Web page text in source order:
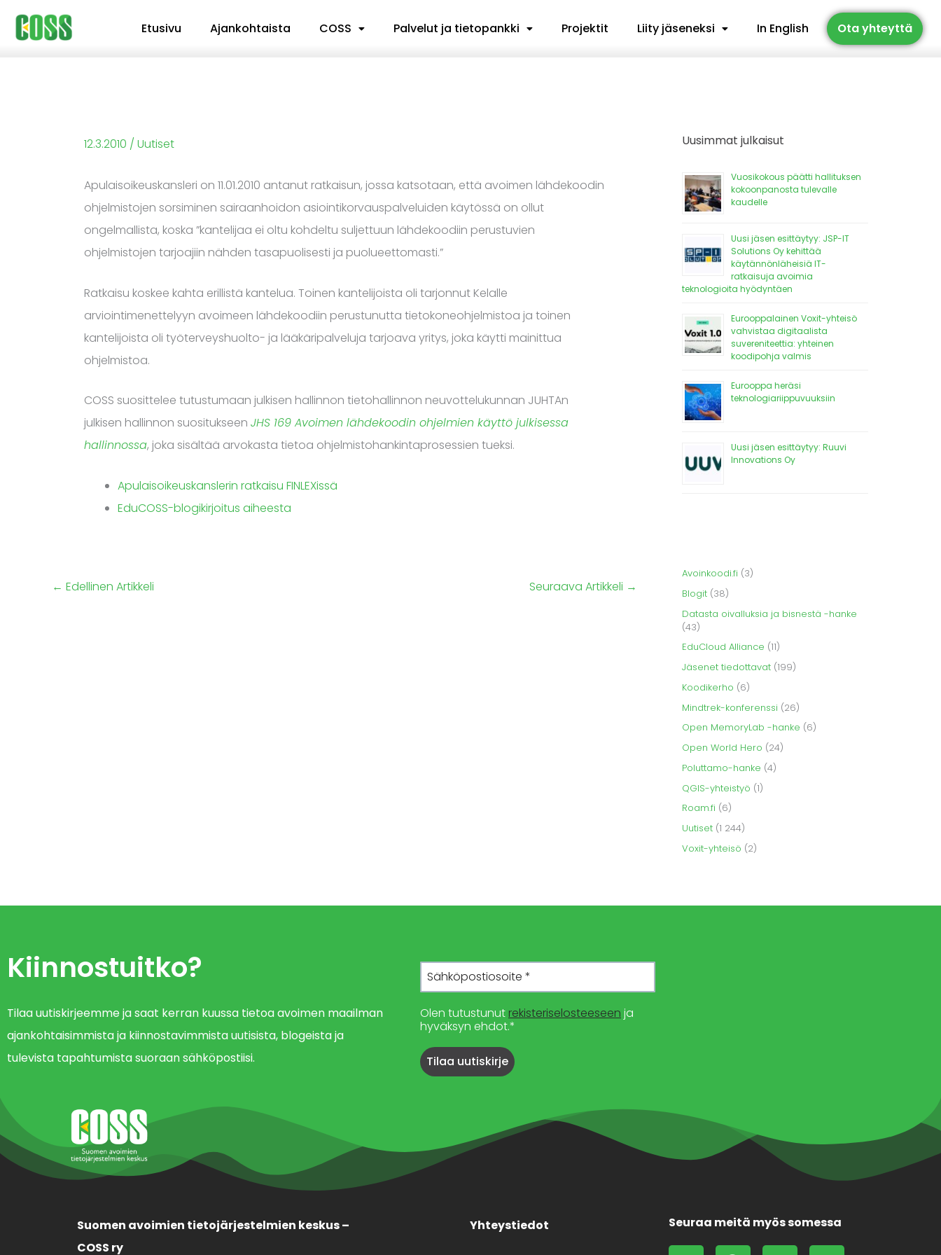
Siirry
sisältöön
Etusivu Ajankohtaista COSS Palvelut ja tietopankki Projektit Liity jäseneksi In English Ota yhteyttä
12.3.2010 / Uutiset
Apulaisoikeuskansleri on 11.01.2010 antanut ratkaisun, jossa katsotaan, että avoimen lähdekoodin
ohjelmistojen sorsiminen sairaanhoidon asiointikorvauspalveluiden käytössä on ollut
ongelmallista, koska ”kantelijaa ei oltu kohdeltu suljettuun lähdekoodiin perustuvien
ohjelmistojen tarjoajiin nähden tasapuolisesti ja puolueettomasti.”
Ratkaisu koskee kahta erillistä kantelua. Toinen kantelijoista oli tarjonnut Kelalle
arviointimenettelyyn avoimeen lähdekoodiin perustunutta tietokoneohjelmistoa ja toinen
kantelijoista oli työterveyshuolto- ja lääkäripalveluja tarjoava yritys, joka käytti mainittua
ohjelmistoa.
COSS suosittelee tutustumaan julkisen hallinnon tietohallinnon neuvottelukunnan JUHTAn
julkisen hallinnon suositukseen JHS 169 Avoimen lähdekoodin ohjelmien käyttö julkisessa
hallinnossa, joka sisältää arvokasta tietoa ohjelmistohankintaprosessien tueksi.
Apulaisoikeuskanslerin ratkaisu FINLEXissä
EduCOSS-blogikirjoitus aiheesta
← Edellinen Artikkeli Seuraava Artikkeli →
Uusimmat julkaisut
Vuosikokous päätti hallituksen
kokoonpanosta tulevalle
kaudelle
Uusi jäsen esittäytyy: JSP-IT
Solutions Oy kehittää
käytännönläheisiä IT-
ratkaisuja avoimia
teknologioita hyödyntäen
Eurooppalainen Voxit-yhteisö
vahvistaa digitaalista
suvereniteettia: yhteinen
koodipohja valmis
Eurooppa heräsi
teknologiariippuvuuksiin
Uusi jäsen esittäytyy: Ruuvi
Innovations Oy
Avoinkoodi.fi (3)
Blogit (38)
Datasta oivalluksia ja bisnestä -hanke
(43)
EduCloud Alliance (11)
Jäsenet tiedottavat (199)
Koodikerho (6)
Mindtrek-konferenssi (26)
Open MemoryLab -hanke (6)
Open World Hero (24)
Poluttamo-hanke (4)
QGIS-yhteistyö (1)
Roam.fi (6)
Uutiset (1 244)
Voxit-yhteisö (2)
Kiinnostuitko?
Tilaa uutiskirjeemme ja saat kerran kuussa tietoa avoimen maailman
ajankohtaisimmista ja kiinnostavimmista uutisista, blogeista ja
tulevista tapahtumista suoraan sähköpostiisi.
Olen tutustunut rekisteriselosteeseen ja
hyväksyn ehdot.*
Suomen avoimien tietojärjestelmien keskus –
COSS ry
Yhteystiedot Seuraa meitä myös somessa